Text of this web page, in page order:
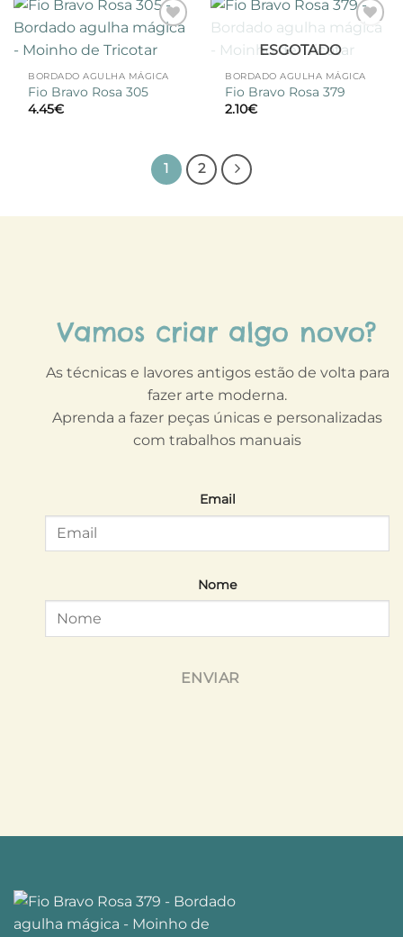
Adicionar
à lista de
BORDADO AGULHA MÁGICA
Fio Bravo Rosa 305
4.45€
Adicionar
à lista de
ESGOTADO
BORDADO AGULHA MÁGICA
Fio Bravo Rosa 379
2.10€
1 2
Vamos criar algo novo?
As técnicas e lavores antigos estão de volta para
fazer arte moderna.
Aprenda a fazer peças únicas e personalizadas
com trabalhos manuais
Email
Nome
ENVIAR